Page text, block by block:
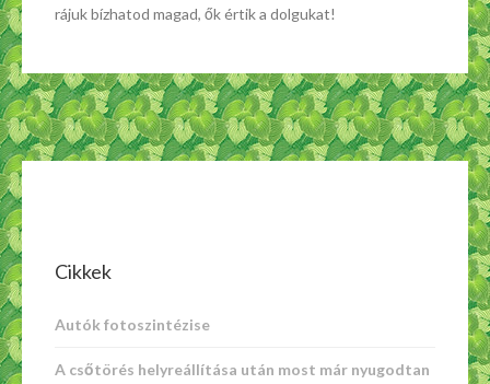
rájuk bízhatod magad, ők értik a dolgukat!
Cikkek
Autók fotoszintézise
A csőtörés helyreállítása után most már nyugodtan